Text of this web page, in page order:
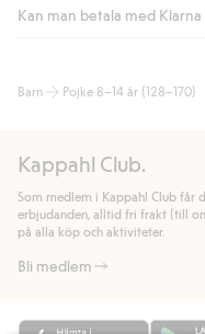
Är du medlem i Kappahl
automatik efter du
handlar för.
Läs mer
Kan man betala med
bland annat faktura och
allmänna villkor.
Läs mer
Barn Pojke 8–14 år (128–170)
Kappahl Club.
Som medlem i Kappahl Club får
erbjudanden, alltid fri frakt (till
på alla köp och aktiviteter.
Bli medlem